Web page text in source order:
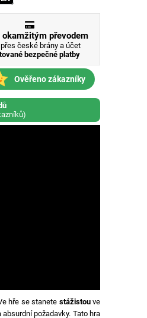
okamžitým převodem
české brány a účet
bezpečné platby
Ověřeno zákazníky
hře se stanete stážistouve
požadavky. Tato hra